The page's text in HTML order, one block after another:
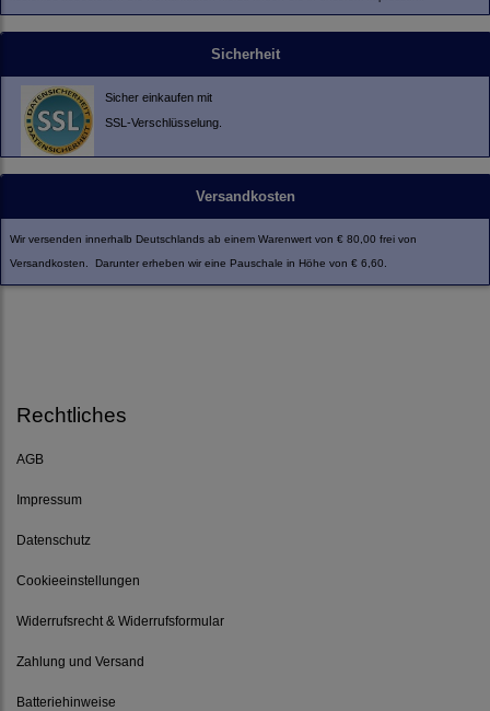
Sicherheit
Sicher einkaufen mit
SSL-Verschlüsselung.
Versandkosten
Wir versenden innerhalb Deutschlands ab einem Warenwert von € 80,00 frei von
Versandkosten. Darunter erheben wir eine Pauschale in Höhe von € 6,60.
Rechtliches
AGB
Impressum
Datenschutz
Cookieeinstellungen
Widerrufsrecht & Widerrufsformular
Zahlung und Versand
Batteriehinweise